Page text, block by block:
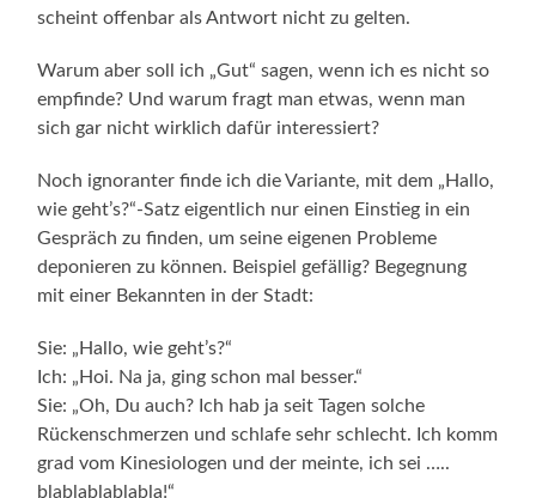
scheint offenbar als Antwort nicht zu gelten.
Warum aber soll ich „Gut“ sagen, wenn ich es nicht so
empfinde? Und warum fragt man etwas, wenn man
sich gar nicht wirklich dafür interessiert?
Noch ignoranter finde ich die Variante, mit dem „Hallo,
wie geht’s?“-Satz eigentlich nur einen Einstieg in ein
Gespräch zu finden, um seine eigenen Probleme
deponieren zu können. Beispiel gefällig? Begegnung
mit einer Bekannten in der Stadt:
Sie: „Hallo, wie geht’s?“
Ich: „Hoi. Na ja, ging schon mal besser.“
Sie: „Oh, Du auch? Ich hab ja seit Tagen solche
Rückenschmerzen und schlafe sehr schlecht. Ich komm
grad vom Kinesiologen und der meinte, ich sei …..
blablablablabla!“